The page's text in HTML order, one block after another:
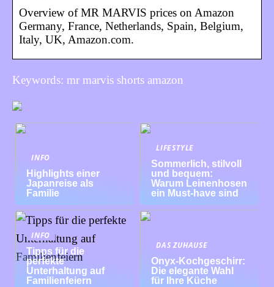
Overview of MR MARVIS prices on Amazon
Germany, France, Netherlands, Spain, Belgium,
Italy, UK, Amazon.com.
Keywords: mr marvis shorts amazon
INFO
Highlights einer
Japanreise als
Familie
LIFESTYLE
Sommerlich, stilvoll
und bequem:
Warum Leinenhosen
ein Must-have sind
INFO
Tipps für die
perfekte
Unterhaltung auf
Familienfeiern
DAS ZUHAUSE
Onyx-Kochgeschirr:
Die elegante Wahl
für Ihre Küche